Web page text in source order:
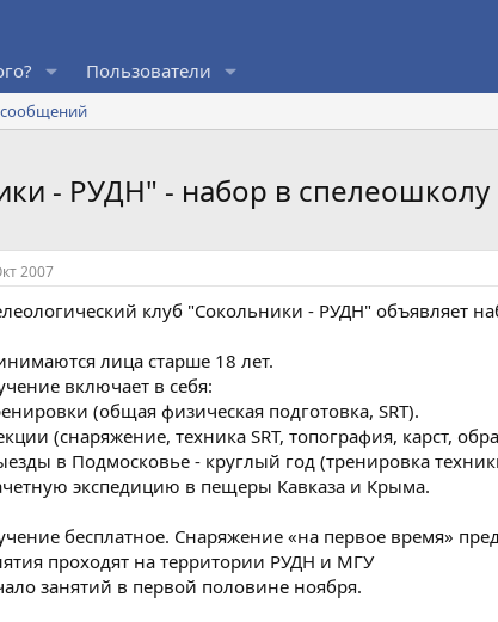
Пользователи
- РУДН" - набор в спелеошколу
2007
клуб "Сокольники - РУДН" объявляет
лица старше 18 лет.
включает в себя:
(общая физическая подготовка, SRT).
(снаряжение, техника SRT, топография, карст,
в Подмосковье - круглый год (тренировка
экспедицию в пещеры Кавказа и Крыма.
бесплатное. Снаряжение «на первое время»
проходят на территории РУДН и МГУ
занятий в первой половине ноября.